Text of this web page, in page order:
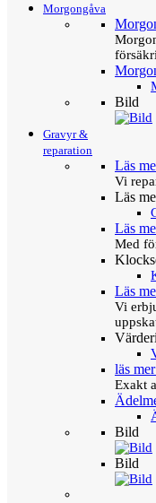
Morgongåva
Bild
Gravyr &
reparation
Läs
Vi
Läs
Läs
Med
Läs
Vi
läs
Exakt
Bild
Bild